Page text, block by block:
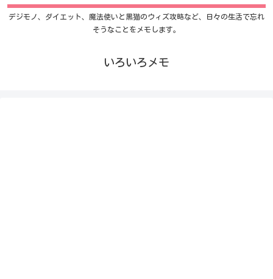
デジモノ、ダイエット、魔法使いと黒猫のウィズ攻略など、日々の生活で忘れ
そうなことをメモします。
いろいろメモ